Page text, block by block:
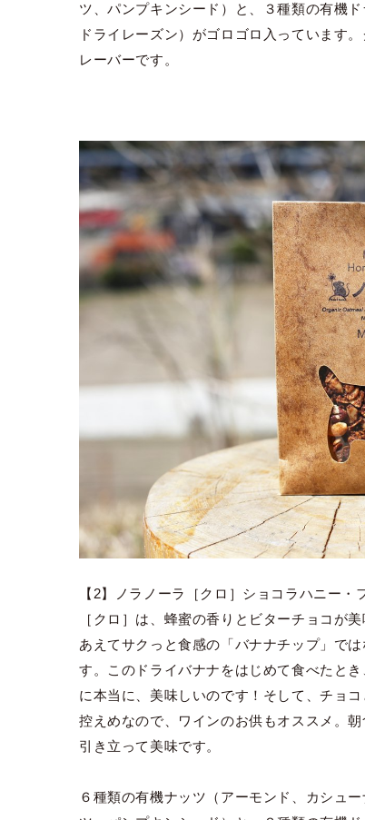
ツ、パンプキンシード）と、３種類の有機
ドライレーズン）がゴロゴロ入っています
レーバーです。
【2】ノラノーラ［クロ］ショコラハニー・
［クロ］は、蜂蜜の香りとビターチョコが
あえてサクっと食感の「バナナチップ」で
す。このドライバナナをはじめて食べたと
に本当に、美味しいのです！そして、チョ
控えめなので、ワインのお供もオススメ。
引き立って美味です。
６種類の有機ナッツ（アーモンド、カシュ